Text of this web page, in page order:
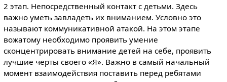
2 этап. Непосредственный контакт с детьми. Здесь
важно уметь завладеть их вниманием. Условно это
называют коммуникативной атакой. На этом этапе
вожатому необходимо проявить умение
сконцентрировать внимание детей на себе, проявить
лучшие черты своего «Я». Важно в самый начальный
момент взаимодействия поставить перед ребятами